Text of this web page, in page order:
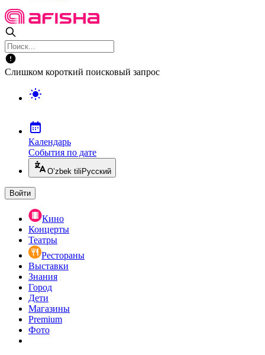
Слишком короткий поисковый запрос
Календарь
События по дате
O’zbek tili Русский
Войти
Кино
Концерты
Театры
Рестораны
Выставки
Знания
Город
Дети
Магазины
Premium
Фото